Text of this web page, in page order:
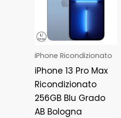
iPhone Ricondizionato
iPhone 13 Pro Max
Ricondizionato
256GB Blu Grado
AB Bologna